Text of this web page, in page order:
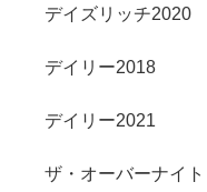
デイズリッチ2020
デイリー2018
デイリー2021
ザ・オーバーナイト